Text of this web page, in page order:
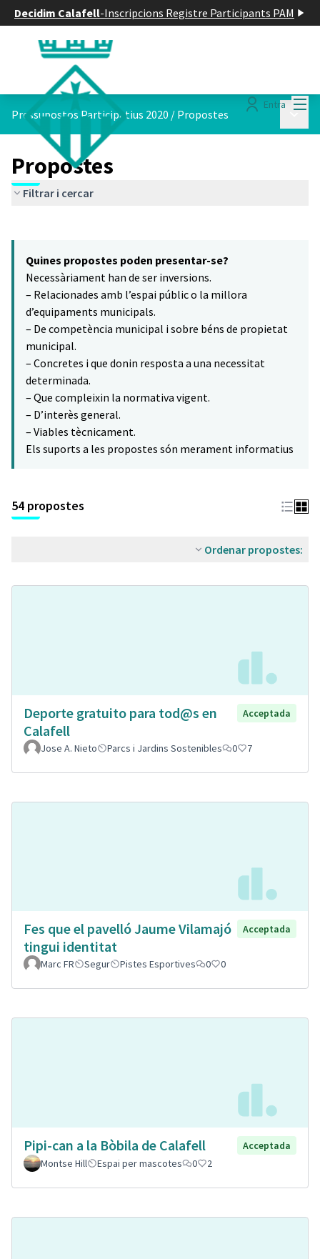
Decidim Calafell-Inscripcions Registre Participants PAM
Entra
Pressupostos Participatius 2020 / Propostes
Propostes
Filtrar i cercar
−
Quines propostes poden presentar-se?
Necessàriament han de ser inversions.
– Relacionades amb l’espai públic o la millora
d’equipaments municipals.
– De competència municipal i sobre béns de propietat
municipal.
– Concretes i que donin resposta a una necessitat
determinada.
– Que compleixin la normativa vigent.
– D’interès general.
– Viables tècnicament.
Els suports a les propostes són merament informatius
54 propostes
Ordenar propostes:
Deporte gratuito para tod@s en
Calafell
Acceptada
Jose A. Nieto Parcs i Jardins Sostenibles 0 7
Fes que el pavelló Jaume Vilamajó
tingui identitat
Acceptada
Marc FR Segur Pistes Esportives 0 0
Pipi-can a la Bòbila de Calafell
Acceptada
Montse Hill
Espai per mascotes 0 2